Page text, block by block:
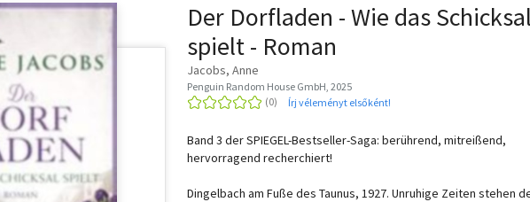
Der Dorfladen - Wie das Schicksal
spielt - Roman
Jacobs, Anne
Penguin Random House GmbH, 2025
Írj véleményt elsőként!
Band 3 der SPIEGEL-Bestseller-Saga: berührend, mitreißend,
hervorragend recherchiert!
Dingelbach am Fuße des Taunus, 1927. Unruhige Zeiten stehen